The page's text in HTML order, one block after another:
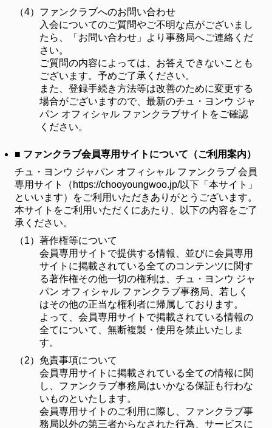
（4） ファンクラブへのお問い合わせ
入会についてのご質問やご不明な点がございまし
たら、「お問い合わせ」より事務局へご連絡くだ
さい。
ご質問の内容によっては、お答えできないことも
ございます。予めご了承ください。
また、登録手続き方法等は改善のために変更する
場合がございますので、最新のチュ・ヨンウ ジャ
パン オフィシャル ファンクラブサイトをご確認
ください。
■ ファンクラブ会員専用サイトについて（ご利用案内）
チュ・ヨンウ ジャパン オフィシャル ファンクラブ 会員
専用サイト（https://chooyoungwoo.jp/以下「本サイト」
といいます）をご利用いただきありがとうございます。
本サイトをご利用いただくにあたり、以下の内容をご了
承ください。
（1） 著作権等について
会員専用サイトで提供する情報、並びに会員専用
サイトに掲載されている全てのコンテンツに関す
る著作権その他一切の権利は、チュ・ヨンウ ジャ
パン オフィシャル ファンクラブ事務局、若しく
はその他の正当な権利者に帰属しております。
よって、会員専用サイトで掲載されている情報の
全てについて、無断複製・使用を禁止いたしま
す。
（2） 免責事項について
会員専用サイトに掲載されている全ての情報に関
し、ファンクラブ事務局はいかなる保証も行わな
いものといたします。
会員専用サイトのご利用に際し、ファンクラブ事
務局以外の第三者からなされた行為、サービスに